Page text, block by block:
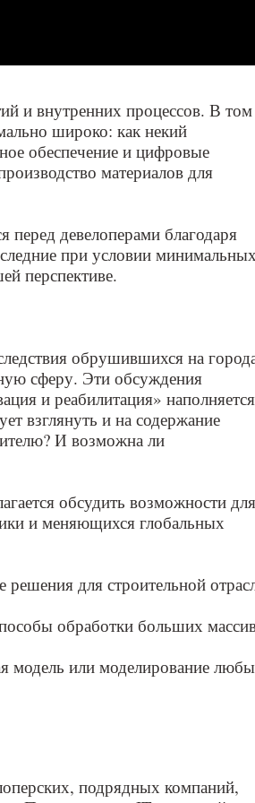
и внутренних процессов. В том
широко: как некий
обеспечение и цифровые
материалов для
девелоперами благодаря
при условии
перспективе.
обрушившихся на
сферу. Эти обсуждения
и реабилитация» наполняется
взглянуть и на содержание
И возможна ли
обсудить возможности для
и меняющихся глобальных
для строительной
обработки больших
или моделирование
подрядных компаний,